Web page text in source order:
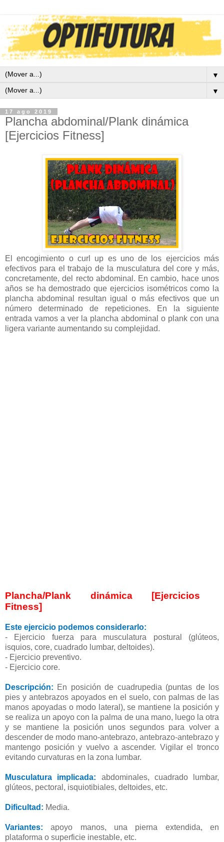
▼
▼
17 ago 2019
Plancha abdominal/Plank dinámica
[Ejercicios Fitness]
El encogimiento o curl up es uno de los ejercicios más
efectivos para el trabajo de la musculatura del core y más,
concretamente, del recto abdominal. En cambio, hace unos
años se ha demostrado que ejercicios isométricos como la
plancha abdominal resultan igual o más efectivos que un
número determinado de repeticiones. En la siguiente
entrada vamos a ver la plancha abdominal o plank con una
ligera variante aumentando su complejidad.
Plancha/Plank dinámica [Ejercicios
Fitness]
Este ejercicio podemos considerarlo:
- Ejercicio fuerza para musculatura postural (glúteos,
isquios, core, cuadrado lumbar, deltoides).
- Ejercicio preventivo.
- Ejercicio core.
Descripción: En posición de cuadrupedia (puntas de los
pies y antebrazos apoyados en el suelo, con palmas de las
manos apoyadas o modo lateral), se mantiene la posición y
se realiza un apoyo con la palma de una mano, luego la otra
y se mantiene la posición unos segundos para volver a
descender de modo mano-antebrazo, antebrazo-antebrazo y
mantengo posición y vuelvo a ascender. Vigilar el tronco
evitando curvaturas en la zona lumbar.
Musculatura implicada: abdominales, cuadrado lumbar,
glúteos, pectoral, isquiotibiales, deltoides, etc.
Dificultad: Media.
Variantes: apoyo manos, una pierna extendida, en
plataforma o superficie inestable, etc.